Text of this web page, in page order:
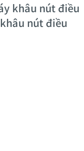
khâu nút điều
nút điều